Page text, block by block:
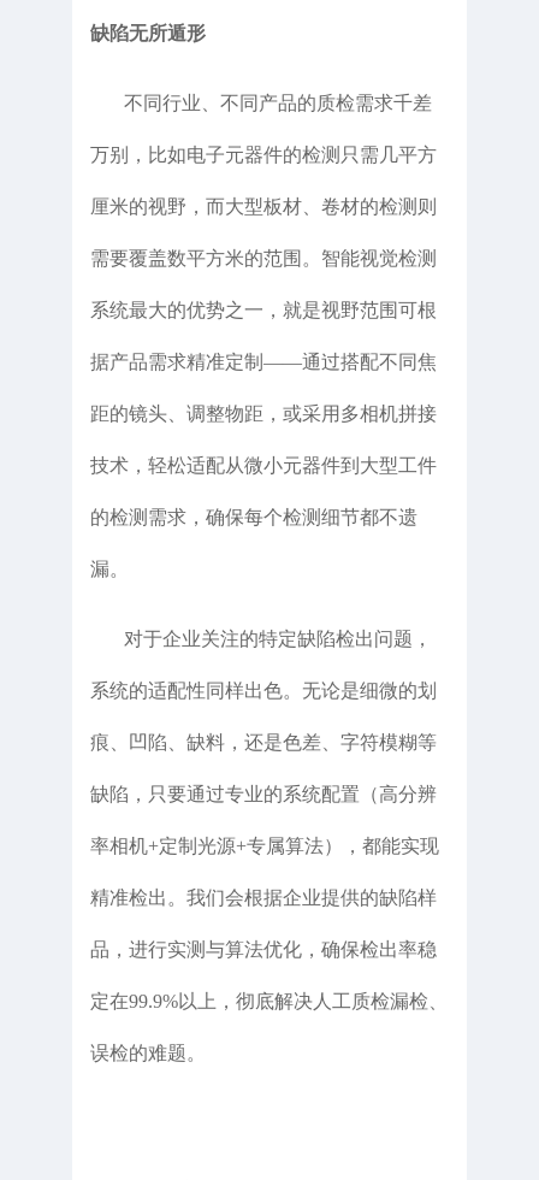
缺陷无所遁形
不同行业、不同产品的质检需求千差
万别，比如电子元器件的检测只需几平方
厘米的视野，而大型板材、卷材的检测则
需要覆盖数平方米的范围。智能视觉检测
系统最大的优势之一，就是视野范围可根
据产品需求精准定制——通过搭配不同焦
距的镜头、调整物距，或采用多相机拼接
技术，轻松适配从微小元器件到大型工件
的检测需求，确保每个检测细节都不遗
漏。
对于企业关注的特定缺陷检出问题，
系统的适配性同样出色。无论是细微的划
痕、凹陷、缺料，还是色差、字符模糊等
缺陷，只要通过专业的系统配置（高分辨
率相机+定制光源+专属算法），都能实现
精准检出。我们会根据企业提供的缺陷样
品，进行实测与算法优化，确保检出率稳
定在99.9%以上，彻底解决人工质检漏检、
误检的难题。